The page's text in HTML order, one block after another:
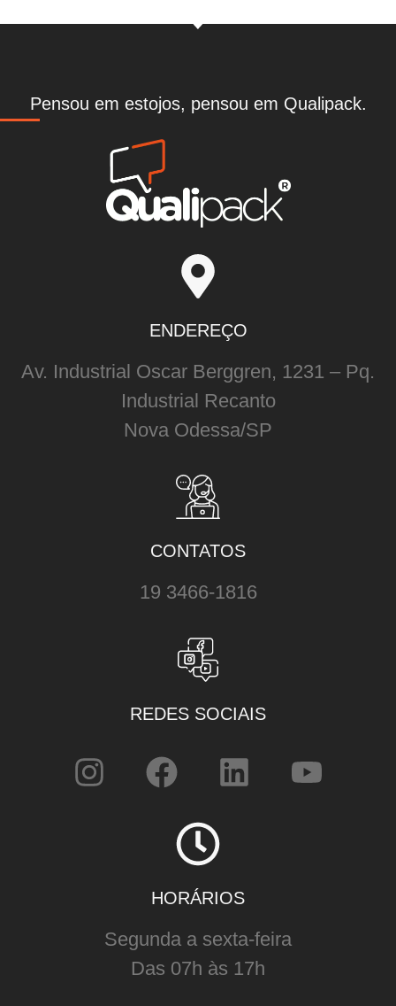
Pensou em estojos, pensou em Qualipack.
ENDEREÇO
Av. Industrial Oscar Berggren, 1231 – Pq.
Industrial Recanto
Nova Odessa/SP
CONTATOS
19 3466-1816
REDES SOCIAIS
HORÁRIOS
Segunda a sexta-feira
Das 07h às 17h